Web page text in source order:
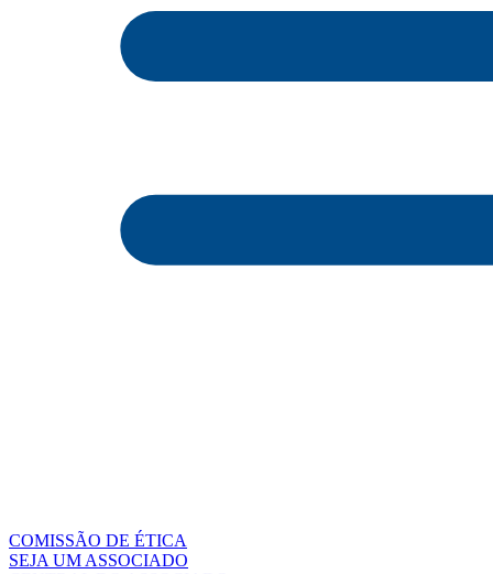
COMISSÃO DE ÉTICA
SEJA UM ASSOCIADO